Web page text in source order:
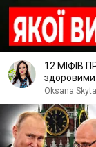
12 МІФІВ
здоровими
Oksana